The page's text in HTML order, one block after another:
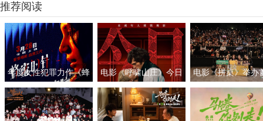
反派合体共生
推荐阅读
年度女性犯罪力作《蜂
蜜的针》定档3月28日
绝版影后阵容癫
电影《呼啸山庄》今日
上映
电影《拼桌》举办
礼及路演 白色情人
约搭子稳稳幸福